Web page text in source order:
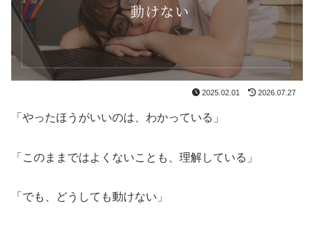
2025.02.01 2026.07.27
「やったほうがいいのは、わかっている」
「このままではよくないことも、理解している」
「でも、どうしても動けない」